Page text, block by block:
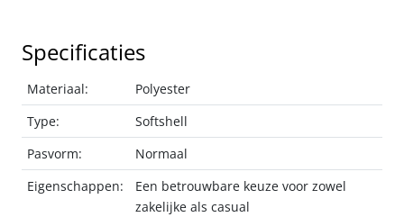
Specificaties
Materiaal:
Polyester
Type:
Softshell
Pasvorm:
Normaal
Eigenschappen:
Een betrouwbare keuze voor zowel
zakelijke als casual